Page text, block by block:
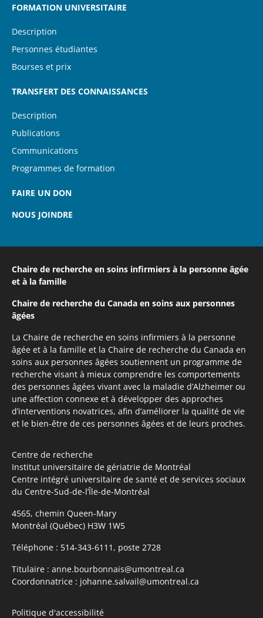
FORMATION UNIVERSITAIRE
Description
Personnes étudiantes
Bourses et prix
TRANSFERT DES CONNAISSANCES
Description
Publications
Communications
Programmes de formation
FAIRE UN DON
NOUS JOINDRE
Chaire de recherche en soins infirmiers à la personne âgée
et à la famille
Chaire de recherche du Canada en soins aux personnes
âgées
La Chaire de recherche en soins infirmiers à la personne
âgée et à la famille et la Chaire de recherche du Canada en
soins aux personnes âgées soutiennent un programme de
recherche visant à mieux comprendre les comportements
des personnes âgées vivant avec la maladie d’Alzheimer ou
une affection connexe et à développer des approches
d’interventions novatrices, afin d’améliorer la qualité de vie
et le bien-être de ces personnes âgées et de leurs proches.
Centre de recherche
Institut universitaire de gériatrie de Montréal
Centre intégré universitaire de santé et de services sociaux
du Centre-Sud-de-l’Île-de-Montréal
4565, chemin Queen-Mary
Montréal (Québec) H3W 1W5
Téléphone : 514-343-6111, poste 2728
Titulaire : anne.bourbonnais@umontreal.ca
Coordonnatrice : johanne.salvail@umontreal.ca
Politique d'accessibilité